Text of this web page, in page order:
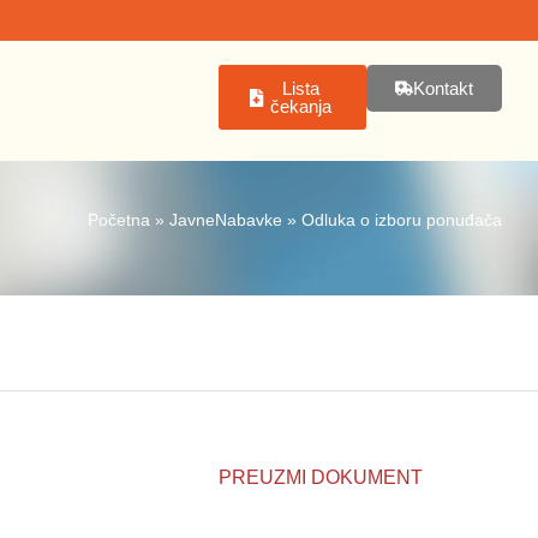
Lista
čekanja
Kontakt
Početna» JavneNabavke » Odluka o izboru ponuđača
PREUZMI DOKUMENT